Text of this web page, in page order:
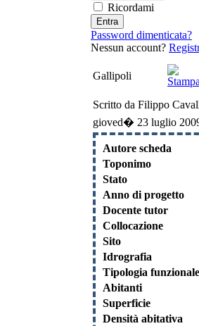
Ricordami
Password dimenticata?
Nessun account?
Gallipoli
Scritto da Filippo
gioved� 23 luglio
Autore scheda
Toponimo
Stato
Anno di progetto
Docente tutor
Collocazione
Sito
Idrografia
Tipologia funzionale
Abitanti
Superficie
Densità abitativa